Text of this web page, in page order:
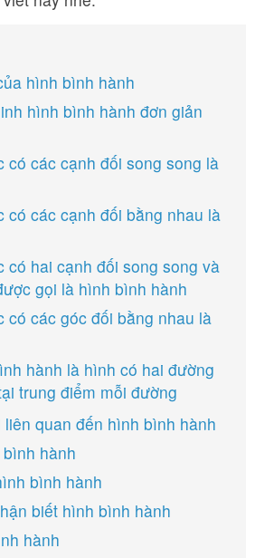
hình bình hành
hình bình hành đơn giản
có các cạnh đối song song là
có các cạnh đối bằng nhau là
có hai cạnh đối song song và
gọi là hình bình hành
có các góc đối bằng nhau là
hành là hình có hai đường
trung điểm mỗi đường
quan đến hình bình hành
hành
bình hành
biết hình bình hành
hành